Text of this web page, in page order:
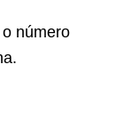
número